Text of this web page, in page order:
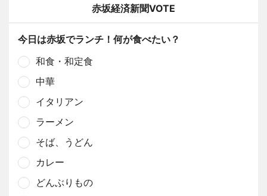
赤坂経済新聞VOTE
今日は赤坂でランチ！何が食べたい？
和食・和定食
中華
イタリアン
ラーメン
そば、うどん
カレー
どんぶりもの